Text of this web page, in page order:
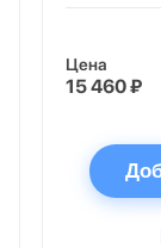
Цена
15 460 ₽